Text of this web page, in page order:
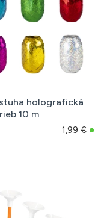
holografická
10 m
1,99 €